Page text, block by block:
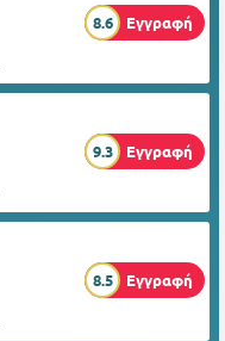
8.6 Εγγραφή
9.3 Εγγραφή
8.5 Εγγραφή